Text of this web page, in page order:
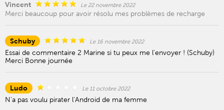
Vincent Le 22 novembre 2022
Merci beaucoup pour avoir résolu mes problèmes de recharge
Schuby Le 16 novembre 2022
Essai de commentaire 2 Marine si tu peux me l'envoyer ! (Schuby)
Merci Bonne journée
Ludo Le 11 octobre 2022
N'a pas voulu pirater l'Android de ma femme